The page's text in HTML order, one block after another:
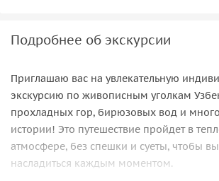
Подробнее об экскурсии
Приглашаю вас на увлекательную
экскурсию по живописным уголкам
прохладных гор, бирюзовых вод и
истории! Это путешествие пройдет в
атмосфере, без спешки и суеты, чтобы
насладиться каждым моментом.